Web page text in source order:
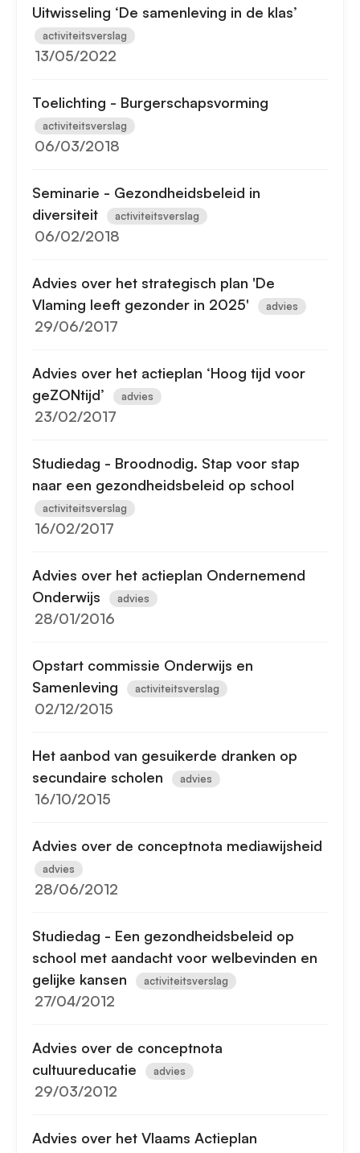
Uitwisseling ‘De samenleving in de klas’
activiteitsverslag
13/05/2022
Toelichting - Burgerschapsvorming
activiteitsverslag
06/03/2018
Seminarie - Gezondheidsbeleid in
diversiteit
activiteitsverslag
06/02/2018
Advies over het strategisch plan 'De
Vlaming leeft gezonder in 2025'
advies
29/06/2017
Advies over het actieplan ‘Hoog tijd voor
geZONtijd’
advies
23/02/2017
Studiedag - Broodnodig. Stap voor stap
naar een gezondheidsbeleid op school
activiteitsverslag
16/02/2017
Advies over het actieplan Ondernemend
Onderwijs
advies
28/01/2016
Opstart commissie Onderwijs en
Samenleving
activiteitsverslag
02/12/2015
Het aanbod van gesuikerde dranken op
secundaire scholen
advies
16/10/2015
Advies over de conceptnota mediawijsheid
advies
28/06/2012
Studiedag - Een gezondheidsbeleid op
school met aandacht voor welbevinden en
gelijke kansen
activiteitsverslag
27/04/2012
Advies over de conceptnota
cultuureducatie
advies
29/03/2012
Advies over het Vlaams Actieplan